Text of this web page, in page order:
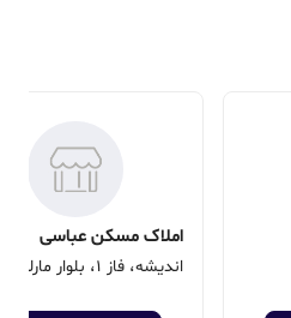
املاک مسکن عباسی